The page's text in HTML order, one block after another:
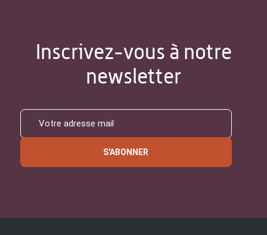
Inscrivez-vous à notre
newsletter
S'ABONNER